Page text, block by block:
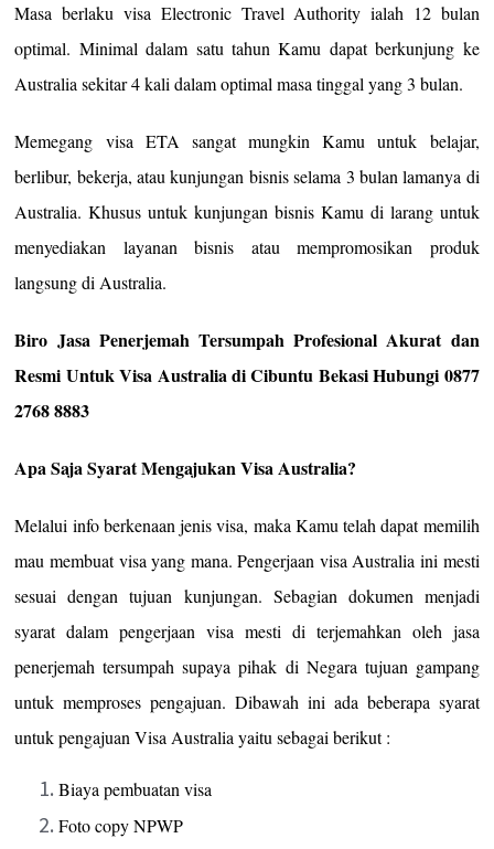
Masa berlaku visa Electronic Travel Authority ialah 12 bulan
optimal. Minimal dalam satu tahun Kamu dapat berkunjung ke
Australia sekitar 4 kali dalam optimal masa tinggal yang 3 bulan.
Memegang visa ETA sangat mungkin Kamu untuk belajar,
berlibur, bekerja, atau kunjungan bisnis selama 3 bulan lamanya di
Australia. Khusus untuk kunjungan bisnis Kamu di larang untuk
menyediakan layanan bisnis atau mempromosikan produk
langsung di Australia.
Biro Jasa Penerjemah Tersumpah Profesional Akurat dan
Resmi Untuk Visa Australia di Cibuntu Bekasi Hubungi 0877
2768 8883
Apa Saja Syarat Mengajukan Visa Australia?
Melalui info berkenaan jenis visa, maka Kamu telah dapat memilih
mau membuat visa yang mana. Pengerjaan visa Australia ini mesti
sesuai dengan tujuan kunjungan. Sebagian dokumen menjadi
syarat dalam pengerjaan visa mesti di terjemahkan oleh jasa
penerjemah tersumpah supaya pihak di Negara tujuan gampang
untuk memproses pengajuan. Dibawah ini ada beberapa syarat
untuk pengajuan Visa Australia yaitu sebagai berikut :
Biaya pembuatan visa
Foto copy NPWP